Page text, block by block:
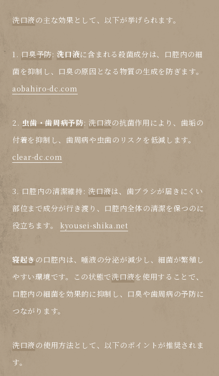
洗口液の主な効果として、以下が挙げられます。
1. 口臭予防:洗口液に含まれる殺菌成分は、口腔内の細
菌を抑制し、口臭の原因となる物質の生成を防ぎます。
aobahiro-dc.com
2. 虫歯・歯周病予防:洗口液の抗菌作用により、歯垢の
付着を抑制し、歯周病や虫歯のリスクを低減します。
clear-dc.com
3. 口腔内の清潔維持:洗口液は、歯ブラシが届きにくい
部位まで成分が行き渡り、口腔内全体の清潔を保つのに
役立ちます。 kyousei-shika.net
寝起き の口腔内は、唾液の分泌が減少し、細菌が繁殖し
やすい環境です。この状態で洗口液を使用することで、
口腔内の細菌を効果的に抑制し、口臭や歯周病の予防に
つながります。
洗口液の使用方法として、以下のポイントが推奨されま
す。